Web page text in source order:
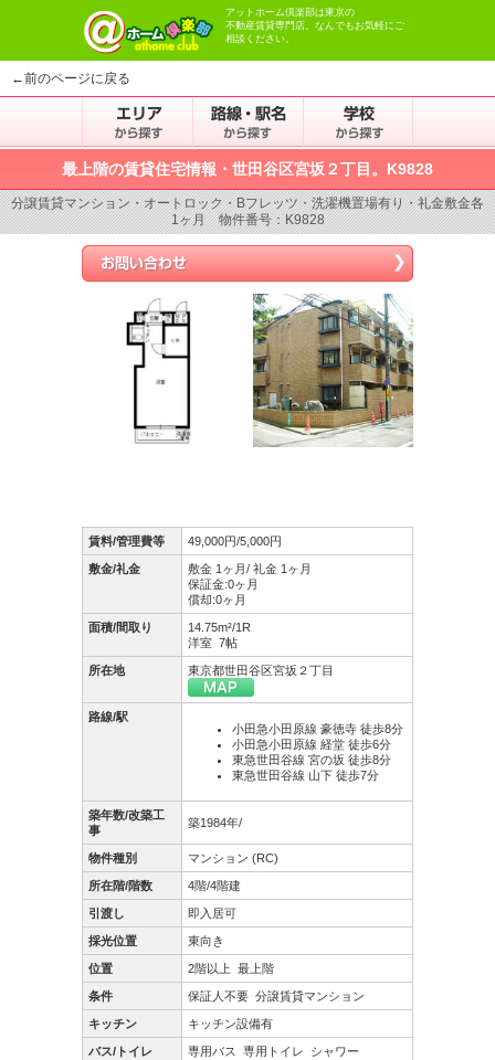
アットホーム倶楽部は東京の
不動産賃貸専門店。なんでもお気軽にご
相談ください。
←前のページに戻る
最上階の賃貸住宅情報・世田谷区宮坂２丁目。K9828
分譲賃貸マンション・オートロック・Bフレッツ・洗濯機置場有り・礼金敷金各
1ヶ月 物件番号：K9828
賃料/管理費等 49,000円/5,000円
敷金/礼金
敷金 1ヶ月/ 礼金 1ヶ月
保証金:0ヶ月
償却:0ヶ月
面積/間取り
14.75m²/1R
洋室 7帖
所在地 東京都世田谷区宮坂２丁目
路線/駅
小田急小田原線 豪徳寺 徒歩8分
小田急小田原線 経堂 徒歩6分
東急世田谷線 宮の坂 徒歩8分
東急世田谷線 山下 徒歩7分
築年数/改築工
事
築1984年/
物件種別 マンション (RC)
所在階/階数 4階/4階建
引渡し 即入居可
採光位置 東向き
位置 2階以上 最上階
条件 保証人不要 分譲賃貸マンション
キッチン キッチン設備有
バス/トイレ 専用バス 専用トイレ シャワー